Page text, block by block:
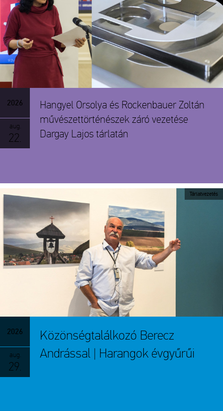
2026
aug.
22.
Hangyel Orsolya és Rockenbauer Zoltán
művészettörténészek záró vezetése
Dargay Lajos tárlatán
2026
aug.
29.
Közönségtalálkozó Berecz
Andrással | Harangok évgyűrűi
Tárlatvezetés